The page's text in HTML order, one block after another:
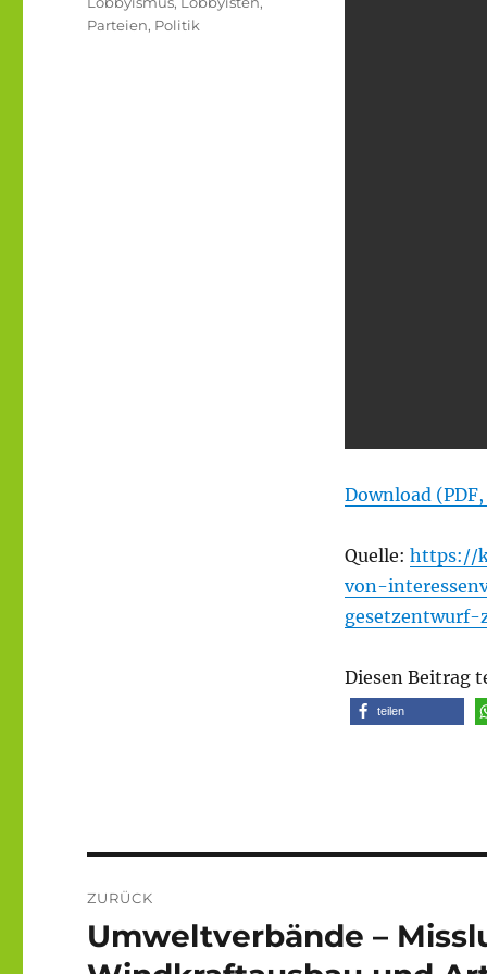
Download
Quelle: https://
von-
gesetzentwurf-
Diesen Beitrag
teilen
Parteien, Politik
ZURÜCK
Vorheriger
Beitrag:
Umweltverbände –